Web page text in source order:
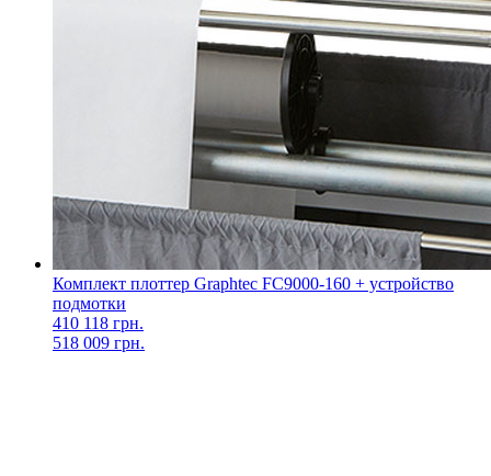
Комплект плоттер Graphtec FC9000-160 + устройство
подмотки
410 118 грн.
518 009 грн.